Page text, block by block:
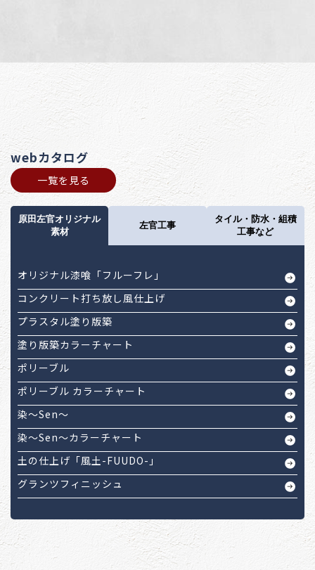
webカタログ
一覧を見る
原田左官オリジナル
素材
左官工事
タイル・防水・組積
工事など
オリジナル漆喰「フルーフレ」
コンクリート打ち放し風仕上げ
プラスタル塗り版築
塗り版築カラーチャート
ポリーブル
ポリーブル カラーチャート
染～Sen～
染～Sen～カラーチャート
土の仕上げ「風土-FUUDO-」
グランツフィニッシュ